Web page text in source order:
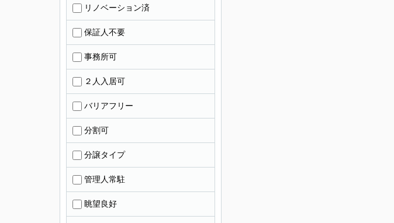
リノベーション済
保証人不要
事務所可
２人入居可
バリアフリー
分割可
分譲タイプ
管理人常駐
眺望良好